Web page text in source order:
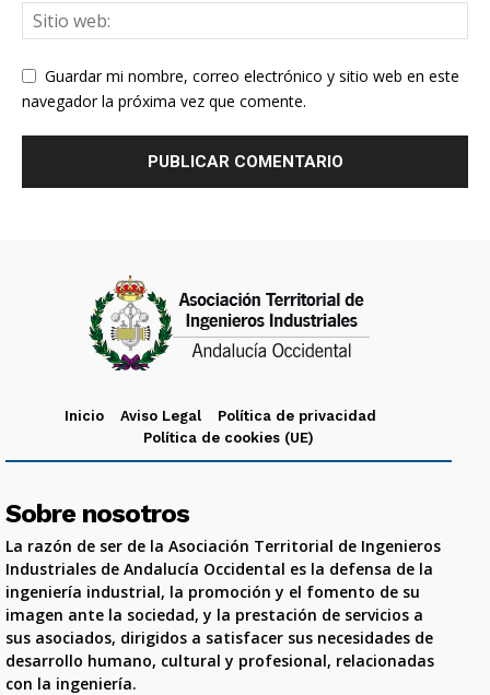
Guardar mi nombre, correo electrónico y sitio web en este
navegador la próxima vez que comente.
Inicio Aviso Legal
Política de privacidad
Política de cookies (UE)
Sobre nosotros
La razón de ser de la Asociación Territorial de Ingenieros
Industriales de Andalucía Occidental es la defensa de la
ingeniería industrial, la promoción y el fomento de su
imagen ante la sociedad, y la prestación de servicios a
sus asociados, dirigidos a satisfacer sus necesidades de
desarrollo humano, cultural y profesional, relacionadas
con la ingeniería.